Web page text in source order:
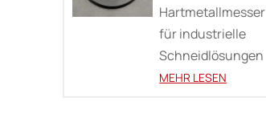
Hartmetallmesser
für industrielle
Schneidlösungen
MEHR LESEN